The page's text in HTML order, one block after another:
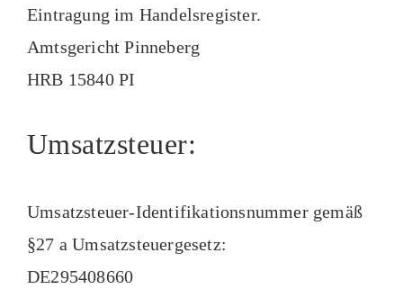
Eintragung im Handelsregister.
Amtsgericht Pinneberg
HRB 15840 PI
Umsatzsteuer:
Umsatzsteuer-Identifikationsnummer gemäß
§27 a Umsatzsteuergesetz:
DE295408660